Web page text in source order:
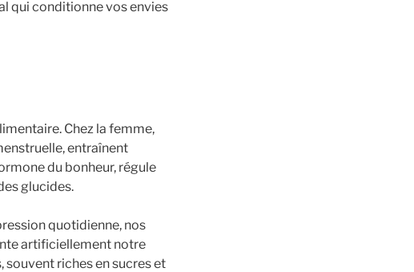
qui conditionne vos envies
Chez la femme,
entraînent
du bonheur, régule
glucides.
quotidienne, nos
artificiellement notre
souvent riches en sucres et